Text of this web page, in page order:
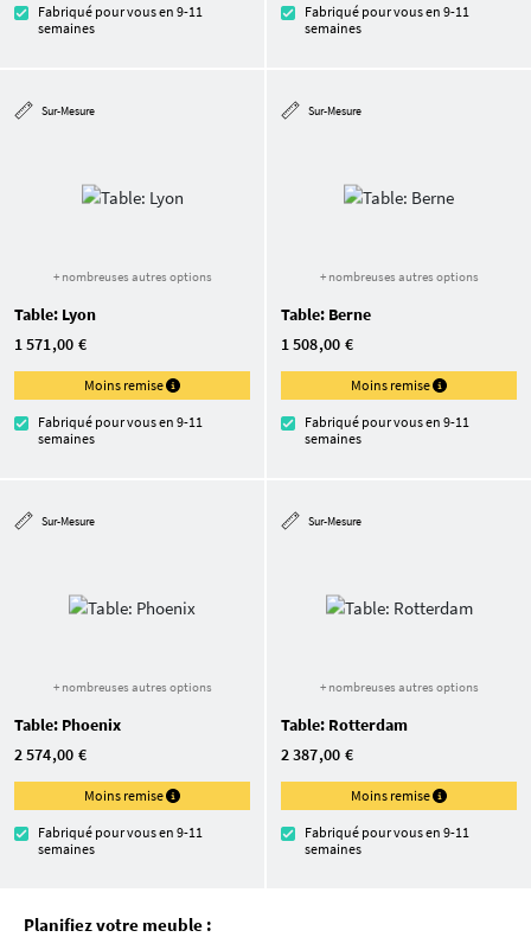
Fabriqué pour vous en 9-11
semaines
Fabriqué pour vous en 9-11
semaines
Sur-Mesure
+ nombreuses autres options
Table: Lyon
1 571,00 €
Moins remise
Fabriqué pour vous en 9-11
semaines
Sur-Mesure
+ nombreuses autres options
Table: Berne
1 508,00 €
Moins remise
Fabriqué pour vous en 9-11
semaines
Sur-Mesure
+ nombreuses autres options
Table: Phoenix
2 574,00 €
Moins remise
Fabriqué pour vous en 9-11
semaines
Sur-Mesure
+ nombreuses autres options
Table: Rotterdam
2 387,00 €
Moins remise
Fabriqué pour vous en 9-11
semaines
Planifiez votre meuble :